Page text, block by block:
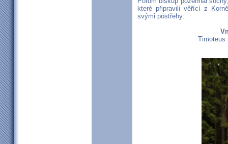
které připravili věřící z
svými postřehy:
Timoteus